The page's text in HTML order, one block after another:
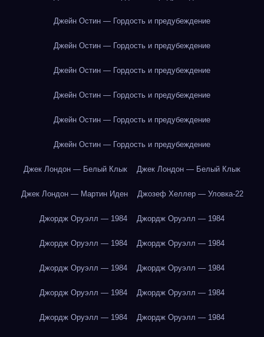
Джейн Остин — Гордость и предубеждение
Джейн Остин — Гордость и предубеждение
Джейн Остин — Гордость и предубеждение
Джейн Остин — Гордость и предубеждение
Джейн Остин — Гордость и предубеждение
Джейн Остин — Гордость и предубеждение
Джек Лондон — Белый Клык Джек Лондон — Белый Клык
Джек Лондон — Мартин Иден Джозеф Хеллер — Уловка-22
Джордж Оруэлл — 1984 Джордж Оруэлл — 1984
Джордж Оруэлл — 1984 Джордж Оруэлл — 1984
Джордж Оруэлл — 1984 Джордж Оруэлл — 1984
Джордж Оруэлл — 1984 Джордж Оруэлл — 1984
Джордж Оруэлл — 1984 Джордж Оруэлл — 1984